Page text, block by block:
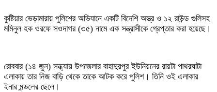
কুষ্টিয়ার ভেড়ামারায় পুলিশের অভিযানে একটি বিদেশি অস্ত্র ও ১২ রাউন্ড গুলিসহ
মমিনুল হক ওরফে সওদাগর (৩৫) নামে এক সন্ত্রাসীকে গ্রেপ্তার করা হয়েছে।
রোববার (১৪ জুন) সন্ধ্যায় উপজেলার বাহাদুরপুর ইউনিয়নের রায়টা পাথরঘাটা
এলাকায় তার নিজ বাড়ি থেকে তাকে আটক করে পুলিশ। তিনি ওই এলাকার
ইনার মন্ডলের ছেলে।